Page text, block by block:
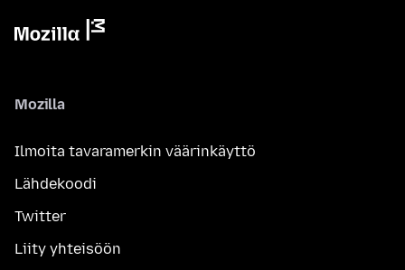
Mozilla
Ilmoita tavaramerkin väärinkäyttö
Lähdekoodi
Twitter
Liity yhteisöön